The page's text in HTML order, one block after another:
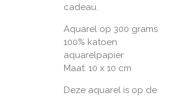
cadeau.
Aquarel op 300 grams
100% katoen
aquarelpapier
Maat: 10 x 10 cm
Deze aquarel is op de